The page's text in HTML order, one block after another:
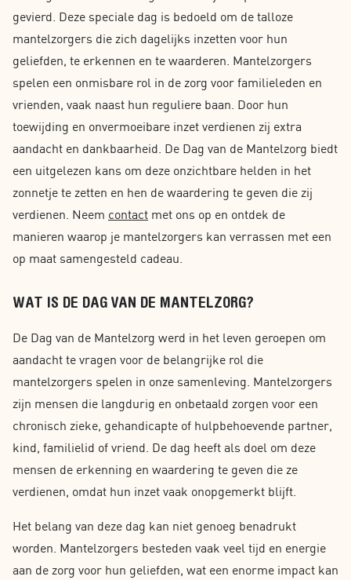
gevierd. Deze speciale dag is bedoeld om de talloze
mantelzorgers die zich dagelijks inzetten voor hun
geliefden, te erkennen en te waarderen. Mantelzorgers
spelen een onmisbare rol in de zorg voor familieleden en
vrienden, vaak naast hun reguliere baan. Door hun
toewijding en onvermoeibare inzet verdienen zij extra
aandacht en dankbaarheid. De Dag van de Mantelzorg biedt
een uitgelezen kans om deze onzichtbare helden in het
zonnetje te zetten en hen de waardering te geven die zij
verdienen. Neem contact met ons op en ontdek de
manieren waarop je mantelzorgers kan verrassen met een
op maat samengesteld cadeau.
WAT IS DE DAG VAN DE MANTELZORG?
De Dag van de Mantelzorg werd in het leven geroepen om
aandacht te vragen voor de belangrijke rol die
mantelzorgers spelen in onze samenleving. Mantelzorgers
zijn mensen die langdurig en onbetaald zorgen voor een
chronisch zieke, gehandicapte of hulpbehoevende partner,
kind, familielid of vriend. De dag heeft als doel om deze
mensen de erkenning en waardering te geven die ze
verdienen, omdat hun inzet vaak onopgemerkt blijft.
Het belang van deze dag kan niet genoeg benadrukt
worden. Mantelzorgers besteden vaak veel tijd en energie
aan de zorg voor hun geliefden, wat een enorme impact kan